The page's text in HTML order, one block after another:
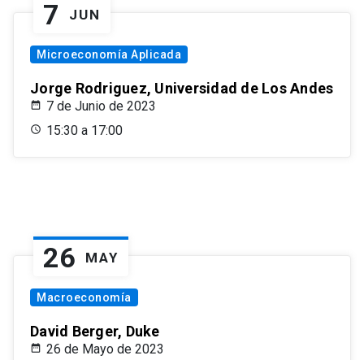
7 JUN
Microeconomía Aplicada
Jorge Rodriguez, Universidad de Los Andes
7 de Junio de 2023
15:30 a 17:00
26 MAY
Macroeconomía
David Berger, Duke
26 de Mayo de 2023